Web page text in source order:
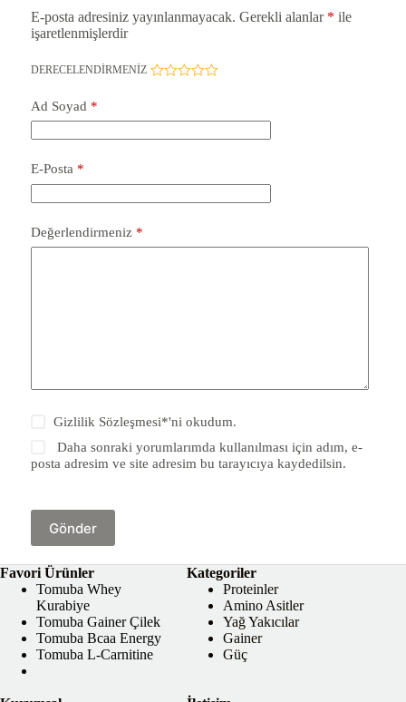
E-posta adresiniz yayınlanmayacak. Gerekli alanlar * ile
işaretlenmişlerdir
DERECELENDIRMENIZ
Ad Soyad *
E-Posta*
Değerlendirmeniz *
Gizlilik Sözleşmesi*'ni okudum.
Daha sonraki yorumlarımda kullanılması için adım, e-
posta adresim ve site adresim bu tarayıcıya kaydedilsin.
Gönder
Favori Ürünler
Tomuba Whey
Kurabiye
Tomuba Gainer Çilek
Tomuba Bcaa Energy
Tomuba L-Carnitine
Kategoriler
Proteinler
Amino Asitler
Yağ Yakıcılar
Gainer
Güç